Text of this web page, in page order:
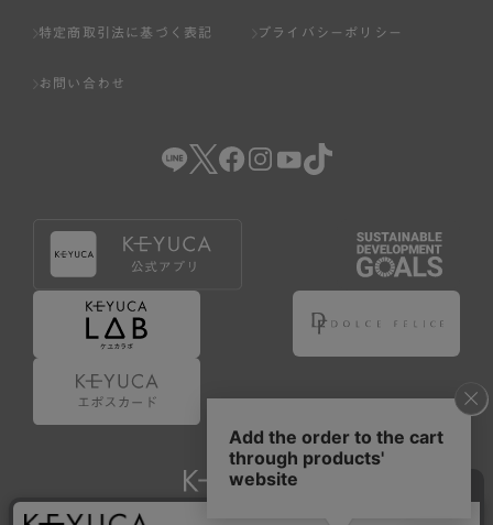
特定商取引法に基づく表記 プライバシーポリシー
お問い合わせ